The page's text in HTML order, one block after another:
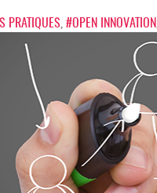
PRATIQUES #OPEN INNOVATION